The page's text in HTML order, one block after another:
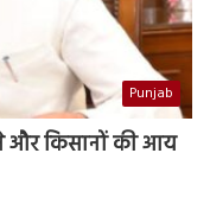
Punjab
और किसानों की आय